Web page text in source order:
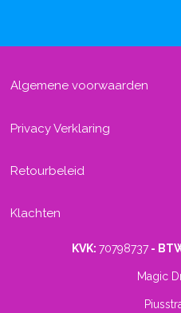
Algemene voorwaarden
Privacy Verklaring
Retourbeleid
Klachten
KVK: 70798737-
Magic